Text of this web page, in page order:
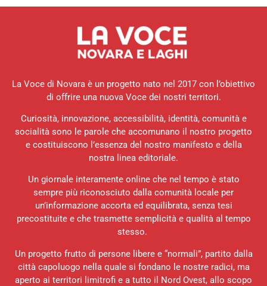
La Voce di Novara è un progetto nato nel 2017 con l’obiettivo
di offrire una nuova Voce dei nostri territori.
Curiosità, innovazione, accessibilità, identità, comunità e
socialità sono le parole che accomunano il nostro progetto
e costituiscono l’essenza del nostro manifesto e della
nostra linea editoriale.
Un giornale interamente online che nel tempo è stato
sempre più riconosciuto dalla comunità locale per
un’informazione accorta ed equilibrata, senza tesi
precostituite e che trasmette semplicità e qualità al tempo
stesso.
Un progetto frutto di persone libere e “normali”, partito dalla
città capoluogo nella quale si fondano le nostre radici, ma
aperto ai territori limitrofi e a tutto il Nord Ovest, allo scopo